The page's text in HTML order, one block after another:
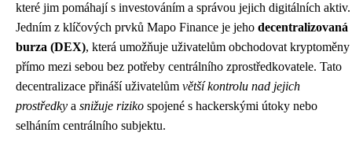
které jim pomáhají s investováním a správou jejich digitálních aktiv.
Jedním z klíčových prvků Mapo Finance je jeho decentralizovaná
burza (DEX), která umožňuje uživatelům obchodovat kryptoměny
přímo mezi sebou bez potřeby centrálního zprostředkovatele. Tato
decentralizace přináší uživatelům větší kontrolu nad jejich
prostředky a snižuje riziko spojené s hackerskými útoky nebo
selháním centrálního subjektu.